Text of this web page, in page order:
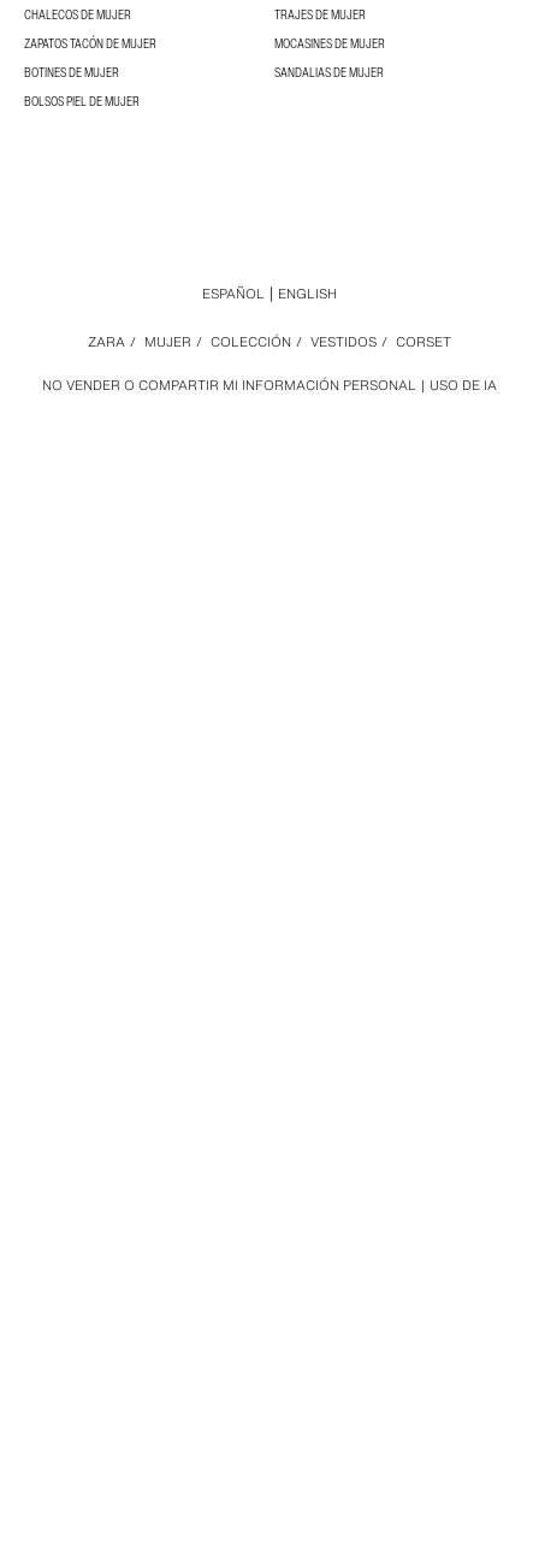
CHALECOS DE MUJER
TRAJES DE MUJER
ZAPATOS TACÓN DE MUJER
MOCASINES DE MUJER
BOTINES DE MUJER
SANDALIAS DE MUJER
BOLSOS PIEL DE MUJER
NO VENDER O COMPARTIR MI INFORMACIÓN PERSONAL USO DE IA
ZARA / MUJER / COLECCIÓN / VESTIDOS / CORSET
ESPAÑOL ENGLISH